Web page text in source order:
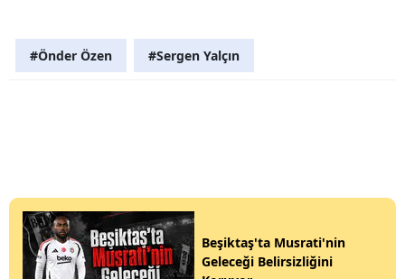
#Önder Özen #Sergen Yalçın
Beşiktaş'ta Musrati'nin
Geleceği Belirsizliğini